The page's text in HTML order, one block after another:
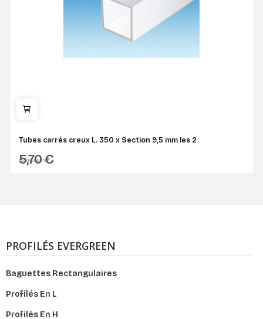
PROFILÉS EVERGREEN
Baguettes Rectangulaires
Profilés En L
Profilés En H
Tubes carrés creux L. 350 x Section 9,5 mm les 2
EVERGREEN
5,70 €